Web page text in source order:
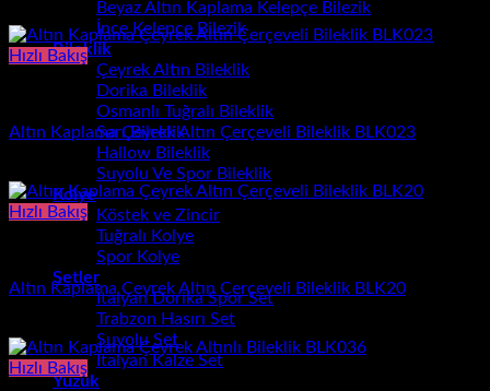
Beyaz Altın Kaplama Kelepçe Bilezik
İnce Kelepçe Bilezik
Bileklik
Çeyrek Altın Bileklik
Dorika Bileklik
Osmanlı Tuğralı Bileklik
Sarı Bileklik
Hallow Bileklik
Suyolu Ve Spor Bileklik
Kolye
Köstek ve Zincir
Tuğralı Kolye
Spor Kolye
Setler
İtalyan Dorika Spor Set
Trabzon Hasırı Set
Suyolu Set
İtalyan Kalze Set
Yüzük
Hızlı Bakış
Altın Kaplama Çeyrek Altın Çerçeveli Bileklik BLK023
Hızlı Bakış
Altın Kaplama Çeyrek Altın Çerçeveli Bileklik BLK20
Hızlı Bakış